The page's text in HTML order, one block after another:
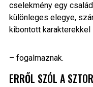
cselekmény egy
különleges elegye,
kibontott karakterekkel
– fogalmaznak.
ERRŐL SZÓL A